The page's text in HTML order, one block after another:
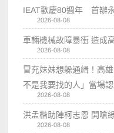
IEAT歡慶80週年 首辦
2026-08-08
車輛機械故障暴衝 造成
2026-08-08
冒充妹妹想躲通緝！高
不是我要找的人」當場
2026-08-08
洪孟楷助陣柯志恩 開嗆
2026-08-08